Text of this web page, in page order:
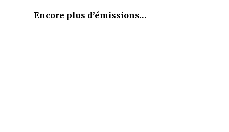
Encore plus d’émissions…